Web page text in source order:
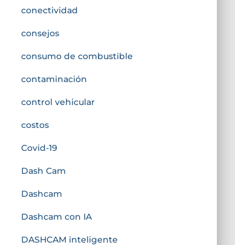
conectividad
consejos
consumo de combustible
contaminación
control vehicular
costos
Covid-19
Dash Cam
Dashcam
Dashcam con IA
DASHCAM inteligente